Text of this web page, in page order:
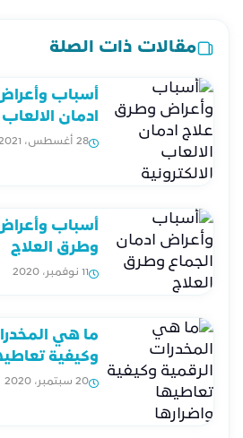
مقالات ذات الصلة
أسباب
ادمان الالعاب
28 أغسطس، 2021
أسباب
وطرق العلاج
11 نوفمبر، 2020
ما هي
وكيفية
20 سبتمبر، 2020